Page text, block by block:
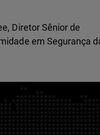
Diretor Sênior de
em Segurança